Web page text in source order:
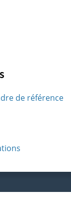
de référence